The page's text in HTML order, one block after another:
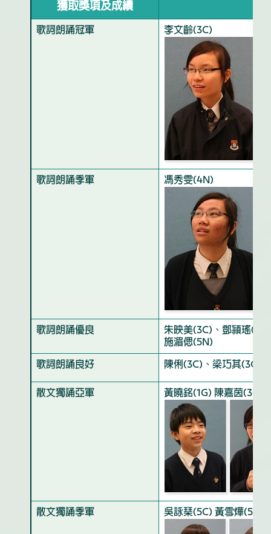
獲取獎項及成績
歌詞朗誦冠軍 李文齡(3C)
歌詞朗誦季軍 馮秀雯(4N)
歌詞朗誦優良
朱映美(3C)、鄧頴瑤
施湄偲(5N)
歌詞朗誦良好 陳俐(3C)、梁巧其(3G)
散文獨誦亞軍 黃曉銘(1G) 陳嘉茵(3C)
散文獨誦季軍 吳詠琹(5C) 黃雪燁(5C)